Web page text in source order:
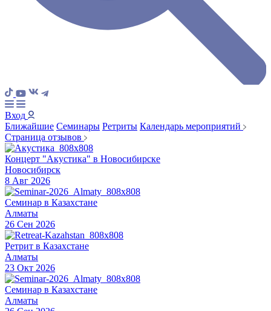
Вход
Ближайшие Семинары Ретриты Календарь мероприятий
Страница отзывов
Концерт "Акустика" в Новосибирске
Новосибирск
8 Авг 2026
Семинар в Казахстане
Алматы
26 Сен 2026
Ретрит в Казахстане
Алматы
23 Окт 2026
Семинар в Казахстане
Алматы